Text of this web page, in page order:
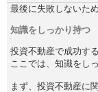
最後に失敗しないた
知識をしっかり持つ
投資不動産で成功す
ここでは、知識をし
まず、投資不動産に